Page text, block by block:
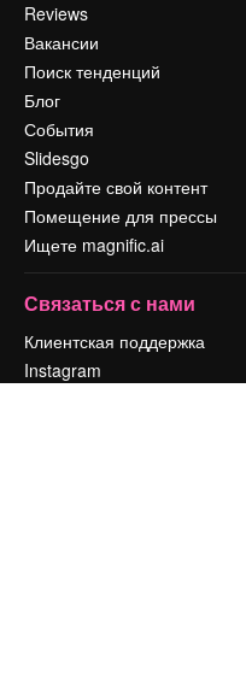
Reviews
Вакансии
Поиск тенденций
Блог
События
Slidesgo
Продайте свой контент
Помещение для прессы
Ищете magnific.ai
Связаться с нами
Клиентская поддержка
Instagram